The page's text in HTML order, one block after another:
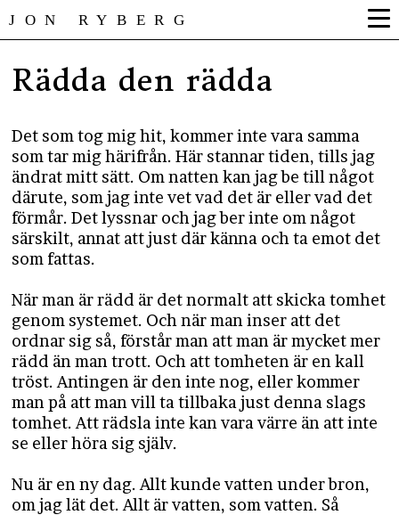
JON RYBERG
Rädda den rädda
Det som tog mig hit, kommer inte vara samma
som tar mig härifrån. Här stannar tiden, tills jag
ändrat mitt sätt. Om natten kan jag be till något
därute, som jag inte vet vad det är eller vad det
förmår. Det lyssnar och jag ber inte om något
särskilt, annat att just där känna och ta emot det
som fattas.
När man är rädd är det normalt att skicka tomhet
genom systemet. Och när man inser att det
ordnar sig så, förstår man att man är mycket mer
rädd än man trott. Och att tomheten är en kall
tröst. Antingen är den inte nog, eller kommer
man på att man vill ta tillbaka just denna slags
tomhet. Att rädsla inte kan vara värre än att inte
se eller höra sig själv.
Nu är en ny dag. Allt kunde vatten under bron,
om jag lät det. Allt är vatten, som vatten. Så